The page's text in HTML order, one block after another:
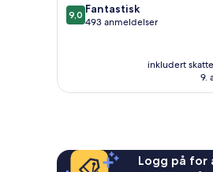
9.0
av
9,0 Fantastisk
493 anmeldelser
inkludert
9.
Logg på for